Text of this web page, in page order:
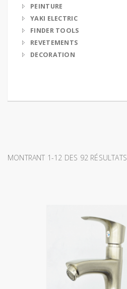
PEINTURE
YAKI ELECTRIC
FINDER TOOLS
REVETEMENTS
DECORATION
MONTRANT 1-12 DES 92 RÉSULTATS